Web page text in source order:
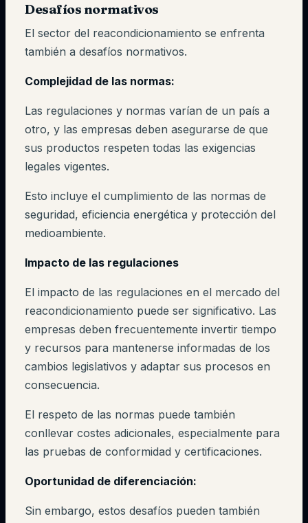
Desafíos normativos
El sector del reacondicionamiento se enfrenta
también a desafíos normativos.
Complejidad de las normas:
Las regulaciones y normas varían de un país a
otro, y las empresas deben asegurarse de que
sus productos respeten todas las exigencias
legales vigentes.
Esto incluye el cumplimiento de las normas de
seguridad, eficiencia energética y protección del
medioambiente.
Impacto de las regulaciones
El impacto de las regulaciones en el mercado del
reacondicionamiento puede ser significativo. Las
empresas deben frecuentemente invertir tiempo
y recursos para mantenerse informadas de los
cambios legislativos y adaptar sus procesos en
consecuencia.
El respeto de las normas puede también
conllevar costes adicionales, especialmente para
las pruebas de conformidad y certificaciones.
Oportunidad de diferenciación:
Sin embargo, estos desafíos pueden también